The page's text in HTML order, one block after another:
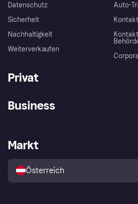
Datenschutz
Sicherheit
Nachhaltigkeit
Weiterverkaufen
Auto-
Kontakt
Privat
Shops entdecken
Business
Händlerportal
Markt
Österreich